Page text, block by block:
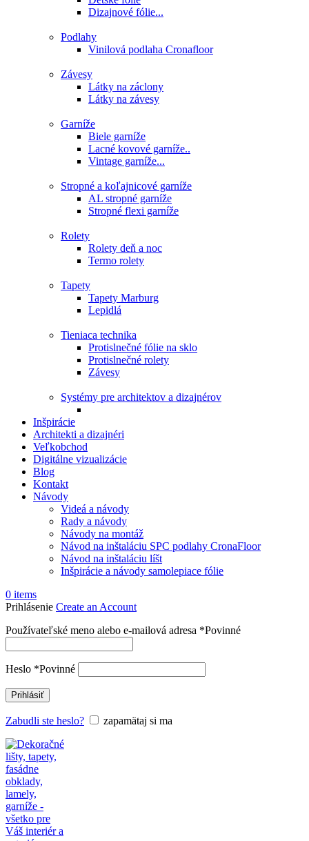
Dizajnové fólie...
Podlahy
Vinilová podlaha Cronafloor
Závesy
Látky na záclony
Látky na závesy
Garníže
Biele garníže
Lacné kovové garníže..
Vintage garníže...
Stropné a koľajnicové garníže
AL stropné garníže
Stropné flexi garníže
Rolety
Rolety deň a noc
Termo rolety
Tapety
Tapety Marburg
Lepidlá
Tieniaca technika
Protislnečné fólie na sklo
Protislnečné rolety
Závesy
Systémy pre architektov a dizajnérov
Inšpirácie
Architekti a dizajnéri
Veľkobchod
Digitálne vizualizácie
Blog
Kontakt
Návody
Videá a návody
Rady a návody
Návody na montáž
Návod na inštaláciu SPC podlahy CronaFloor
Návod na inštaláciu líšt
Inšpirácie a návody samolepiace fólie
0 items
Prihlásenie Create an Account
Používateľské meno alebo e-mailová adresa *Povinné
Heslo *Povinné
Prihlásiť
Zabudli ste heslo? zapamätaj si ma